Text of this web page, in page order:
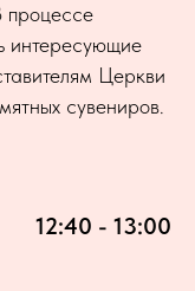
процессе
интересующие
Церкви
сувениров.
12:40 - 13:00